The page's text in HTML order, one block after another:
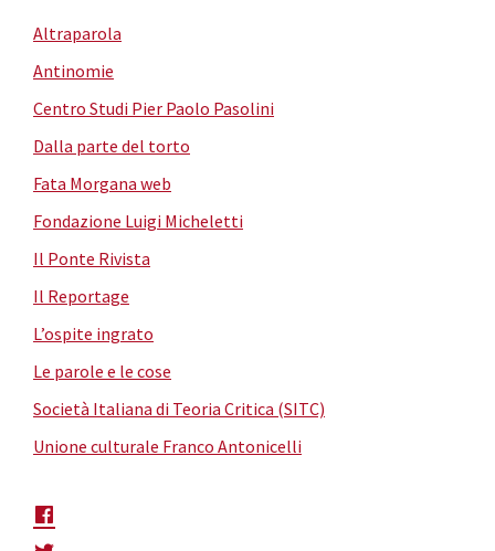
Altraparola
Antinomie
Centro Studi Pier Paolo Pasolini
Dalla parte del torto
Fata Morgana web
Fondazione Luigi Micheletti
Il Ponte Rivista
Il Reportage
L’ospite ingrato
Le parole e le cose
Società Italiana di Teoria Critica (SITC)
Unione culturale Franco Antonicelli